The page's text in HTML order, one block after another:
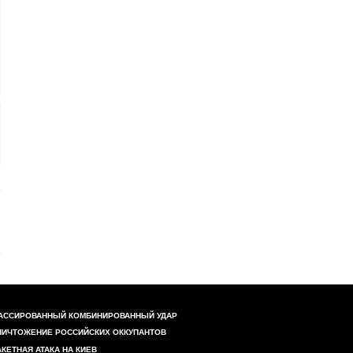
КОМБИНИРОВАННЫЙ УДАР
РОССИЙСКИХ ОККУПАНТОВ
АТАКА НА КИЕВ